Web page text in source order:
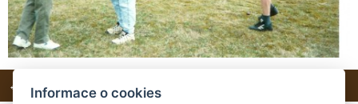
← Předchozí Další →
Informace o cookies